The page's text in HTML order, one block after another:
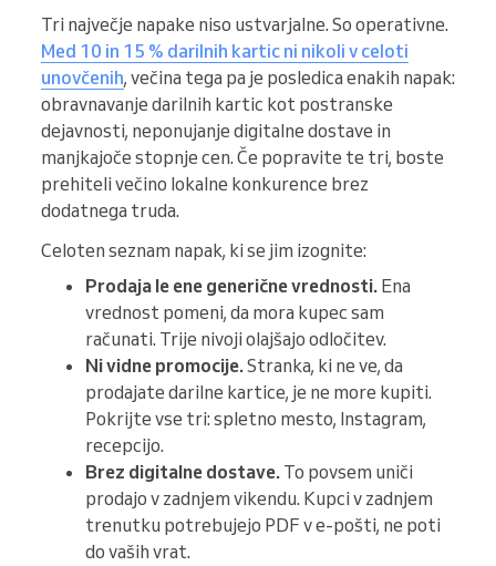
Tri največje napake niso ustvarjalne. So operativne.
Med 10 in 15 % darilnih kartic ni nikoli v celoti
unovčenih, večina tega pa je posledica enakih napak:
obravnavanje darilnih kartic kot postranske
dejavnosti, neponujanje digitalne dostave in
manjkajoče stopnje cen. Če popravite te tri, boste
prehiteli večino lokalne konkurence brez
dodatnega truda.
Celoten seznam napak, ki se jim izognite:
Prodaja le ene generične vrednosti. Ena
vrednost pomeni, da mora kupec sam
računati. Trije nivoji olajšajo odločitev.
Ni vidne promocije.Stranka, ki ne ve, da
prodajate darilne kartice, je ne more kupiti.
Pokrijte vse tri: spletno mesto, Instagram,
recepcijo.
Brez digitalne dostave. To povsem uniči
prodajo v zadnjem vikendu. Kupci v zadnjem
trenutku potrebujejo PDF v e-pošti, ne poti
do vaših vrat.